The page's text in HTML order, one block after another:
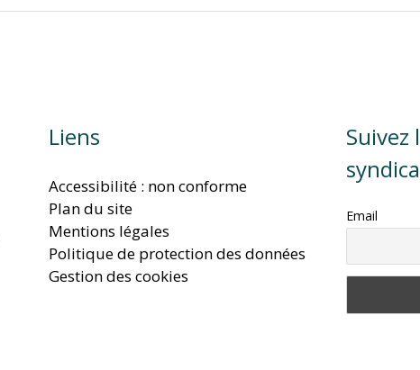
Liens
Accessibilité : non conforme
Plan du site
Mentions légales
Politique de protection des données
Gestion des cookies
Suivez
Email